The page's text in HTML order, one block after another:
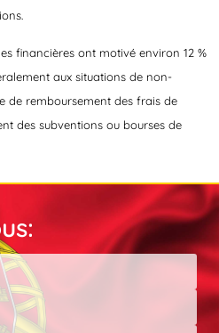
financières ont motivé environ 12 %
aux situations de non-
de remboursement des frais de
des subventions ou bourses de